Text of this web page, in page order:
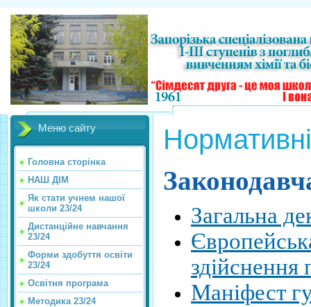
Меню сайту
Головна сторінка
НАШ ДІМ
Як стати учнем нашої
школи 23/24
Дистанційне навчання
23/24
Форми здобуття освіти
23/24
Освітня програма
Методика 23/24
Загальна
здійснення
Маніфест